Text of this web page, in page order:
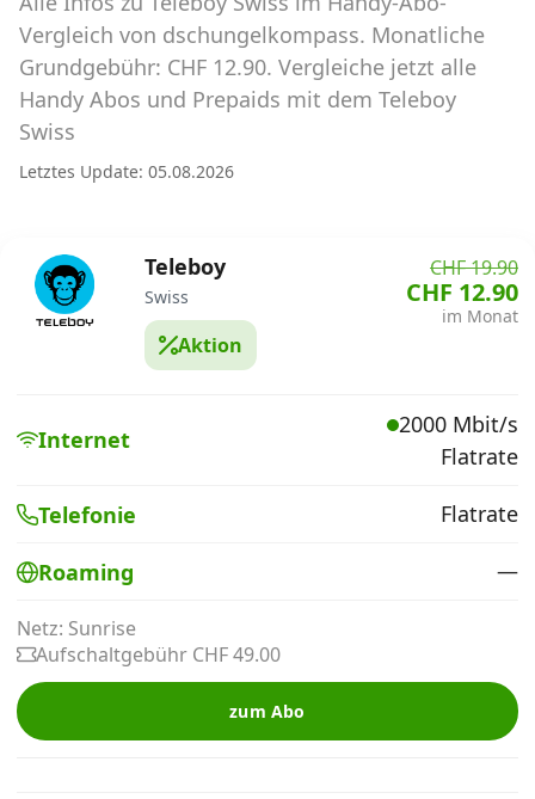
Abos für Tablets, Hotspots und Smart
Watches
Tarifrechner Handy-Abo
Alle Anbieter
Mobilfunknetz Schweiz
Roaming-Tarife abfragen
Internet, TV, Telefon
Kombi-Angebote
Vergleich von dschungelkompass. Monatliche
Grundgebühr: CHF 12.90. Vergleiche jetzt alle
Handy Abos und Prepaids mit dem Teleboy
Swiss
Letztes Update: 05.08.2026
Teleboy
Swiss
Aktion
CHF 19.90
CHF 12.90
im Monat
Internet
2000 Mbit/s
Flatrate
Telefonie Flatrate
Roaming —
Netz: Sunrise
Aufschaltgebühr CHF 49.00
zum Abo